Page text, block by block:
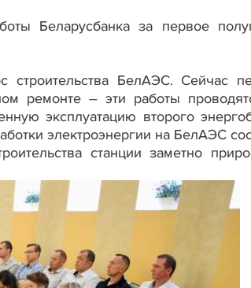
Беларусбанка за первое
строительства БелАЭС. Сейчас
ремонте – эти работы
эксплуатацию второго
электроэнергии на БелАЭС
станции заметно